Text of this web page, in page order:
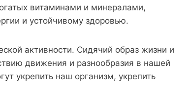
витаминами и минералами,
и устойчивому здоровью.
активности. Сидячий образ жизни и
движения и разнообразия в нашей
укрепить наш организм, укрепить